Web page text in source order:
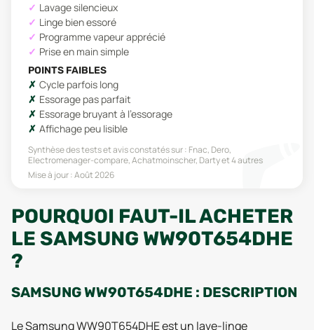
Lavage silencieux
Linge bien essoré
Programme vapeur apprécié
Prise en main simple
POINTS FAIBLES
Cycle parfois long
Essorage pas parfait
Essorage bruyant à l’essorage
Affichage peu lisible
Synthèse des tests et avis constatés sur : Fnac, Dero,
Electromenager-compare, Achatmoinscher, Dartyet 4 autres
Mise à jour :Août 2026
POURQUOI FAUT-IL ACHETER
LE SAMSUNG WW90T654DHE
?
SAMSUNG WW90T654DHE : DESCRIPTION
Le Samsung WW90T654DHE est un lave-linge